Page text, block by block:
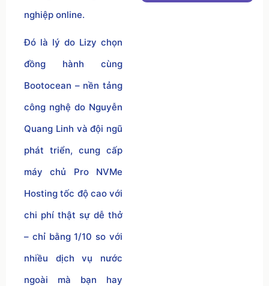
nghiệp online.
Đó là lý do Lizy chọn
đồng hành cùng
Bootocean – nền tảng
công nghệ do Nguyễn
Quang Linh và đội ngũ
phát triển, cung cấp
máy chủ Pro NVMe
Hosting tốc độ cao với
chi phí thật sự dễ thở
– chỉ bằng 1/10 so với
nhiều dịch vụ nước
ngoài mà bạn hay